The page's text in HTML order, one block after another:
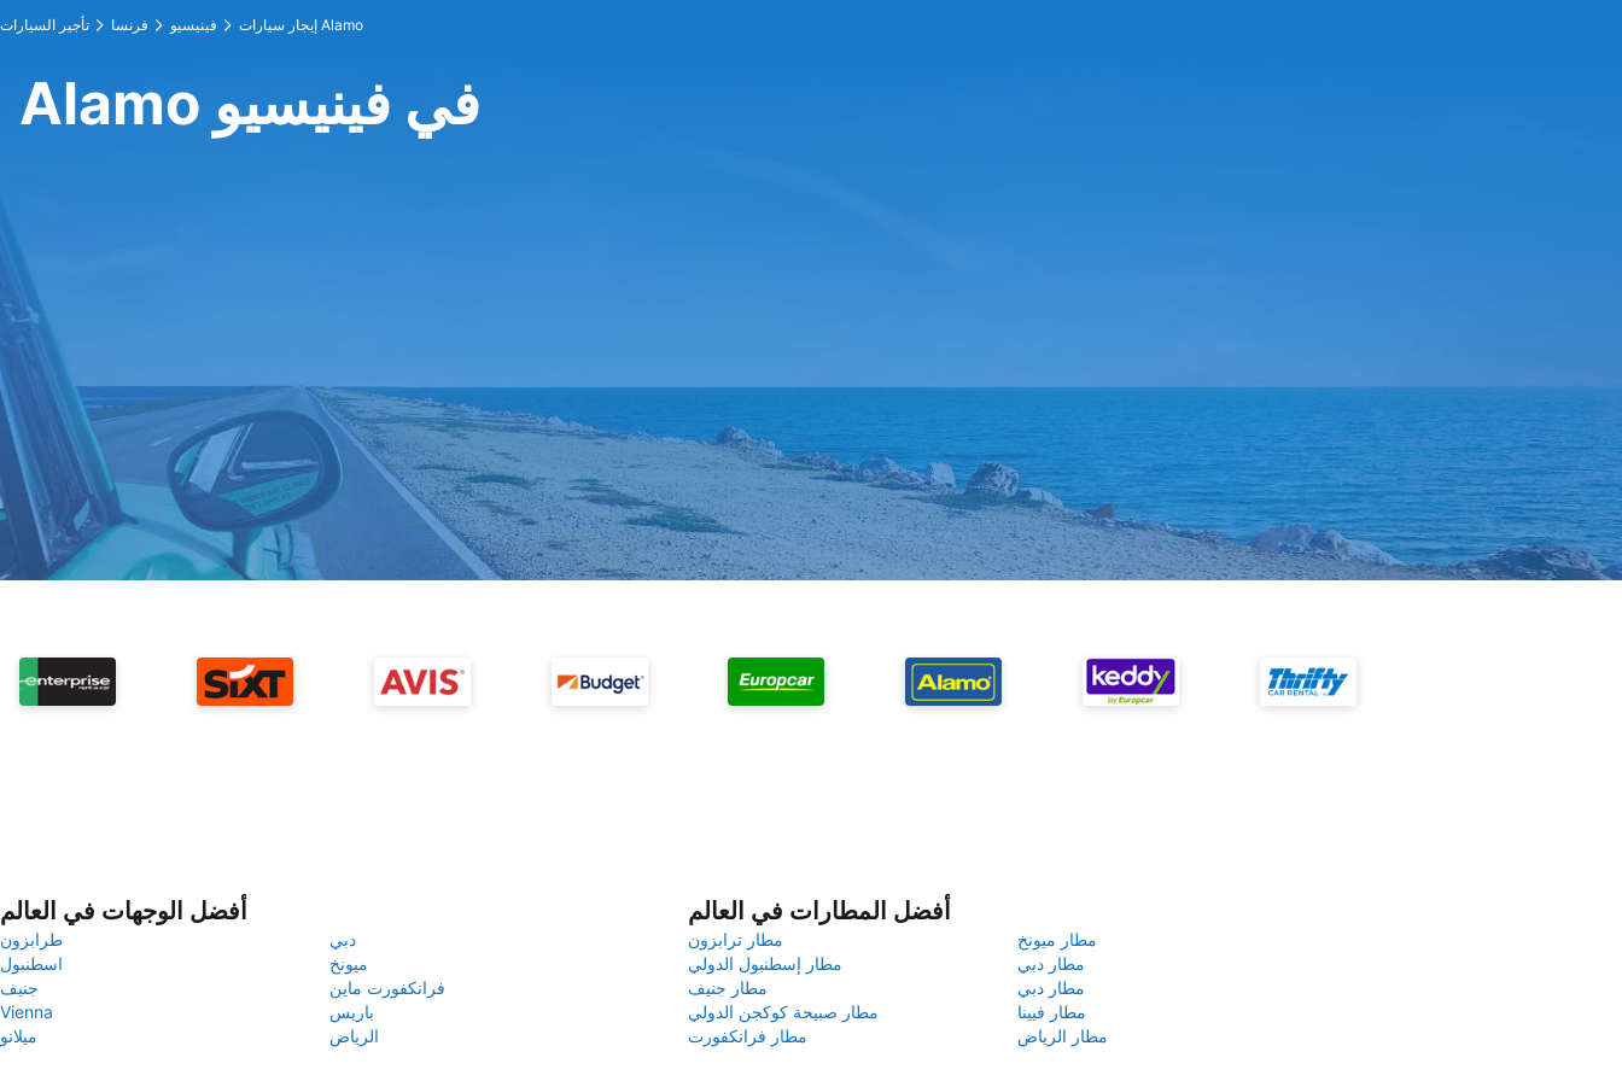
تأجير السيارات فرنسا فينيسيو إيجار سيارات Alamo
Alamo في فينيسيو
أفضل الوجهات في العالم
طرابزون
دبي
اسطنبول
ميونخ
جنيف
فرانكفورت ماين
Vienna
باريس
ميلانو
الرياض
أفضل المطارات في العالم
مطار ترابزون
مطار ميونخ
مطار إسطنبول الدولي
مطار دبي
مطار جنيف
مطار دبي
مطار صبيحة كوكجن الدولي
مطار فيينا
مطار فرانكفورت
مطار الرياض